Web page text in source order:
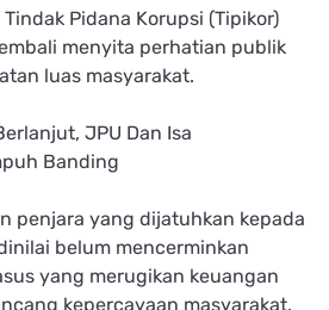
Pidana Korupsi (Tipikor)
menyita perhatian publik
luas masyarakat.
penjara yang dijatuhkan kepada
belum mencerminkan
yang merugikan keuangan
kepercayaan masyarakat.